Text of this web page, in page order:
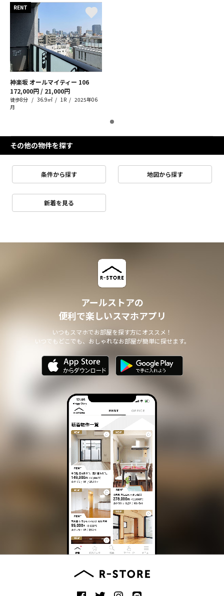
RENT
神楽坂 オールマイティー 106
172,000円 / 21,000円
徒歩8分 36.9㎡ 1R
2025年06
月
その他の物件を探す
条件から探す 地図から探す
新着を見る
アールストアの
便利で楽しいスマホアプリ
いつもスマホでお部屋を探す方にオススメ！
いつでもどこでも、おしゃれなお部屋が簡単に探せます。